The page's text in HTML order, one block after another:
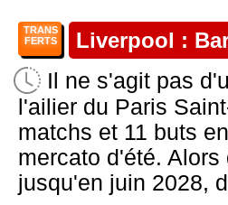
TRANS
FERTS
Liverpool :
Il ne s'agit pas
l'ailier du Paris
matchs et 11 buts
mercato d'été.
jusqu'en juin 2028,